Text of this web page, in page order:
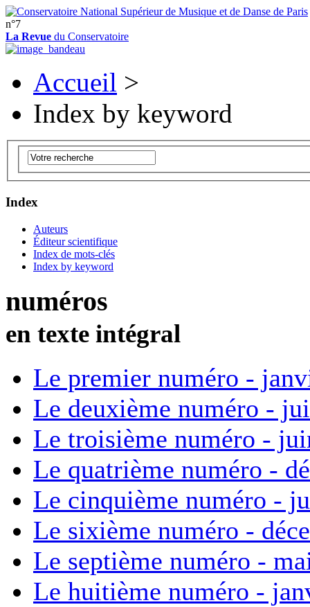
n°7
La Revue du Conservatoire
Accueil >
Index by keyword
Index
Auteurs
Éditeur scientifique
Index de mots-clés
Index by keyword
numéros
en texte intégral
Le premier numéro -
Le deuxième numéro -
Le troisième numéro -
Le quatrième numéro -
Le cinquième numéro -
Le sixième numéro -
Le septième numéro -
Le huitième numéro -